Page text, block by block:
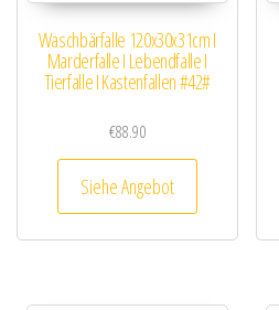
Waschbärfalle 120x30x31cm I
Marderfalle I Lebendfalle I
Tierfalle I Kastenfallen #42#
€88.90
Siehe Angebot